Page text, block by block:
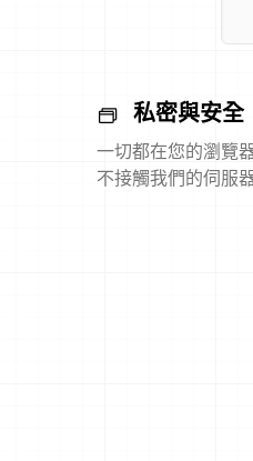
私密與安全
一切都在您的瀏覽
不接觸我們的伺服